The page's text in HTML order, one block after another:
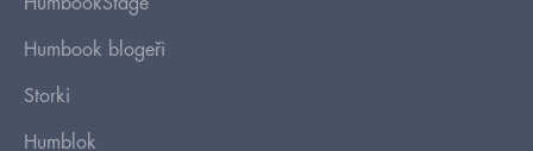
Humbook blogeři
Storki
Humblok